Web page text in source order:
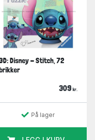
Disney - Stitch, 72
309 kr.
På lager